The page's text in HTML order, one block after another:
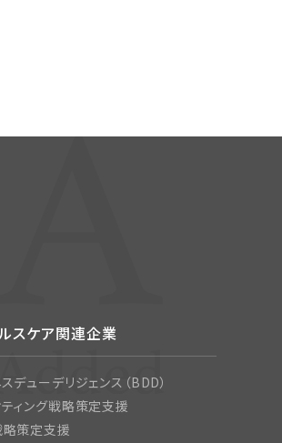
スケア関連企業
デューデリジェンス（BDD）
ィング戦略策定支援
策定支援